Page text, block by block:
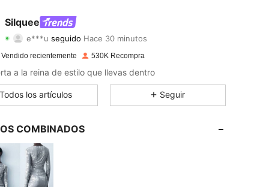
Silquee
e***useguido
4.88 Calificación 3.6KArtículos 761K
4.88 761K
4.88
Vendido recientemente 530K Recompra
a la reina de estilo que llevas dentro
Todos los artículos Seguir
COMBINADOS